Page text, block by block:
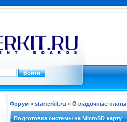
Форум » starterkit.ru » Отладочные платы
Подготовка системы на MicroSD карту